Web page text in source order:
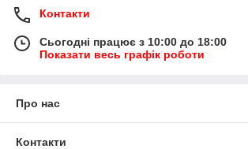
Контакти
Сьогодні працює з 10:00 до 18:00
Показати весь графік роботи
Про нас
Контакти